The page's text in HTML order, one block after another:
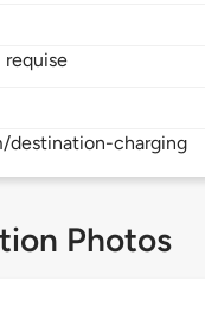
requise
destination-charging
Photos